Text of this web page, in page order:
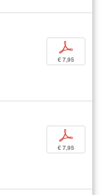
p
€ 7,95
p
€ 7,95